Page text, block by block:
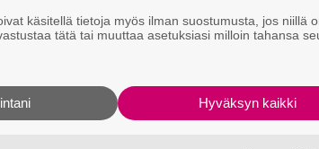
käsitellä tietoja myös ilman suostumusta, jos niillä
tätä tai muuttaa asetuksiasi milloin tahansa
Hyväksyn kaikki